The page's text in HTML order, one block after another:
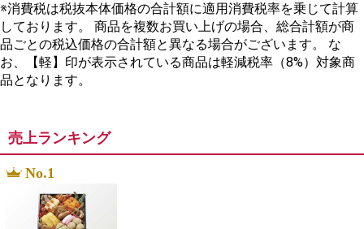
※消費税は税抜本体価格の合計額に適用消費税率を乗じて計算
しております。 商品を複数お買い上げの場合、総合計額が商
品ごとの税込価格の合計額と異なる場合がございます。 な
お、【軽】印が表示されている商品は軽減税率（8%）対象商
品となります。
売上ランキング
No.1